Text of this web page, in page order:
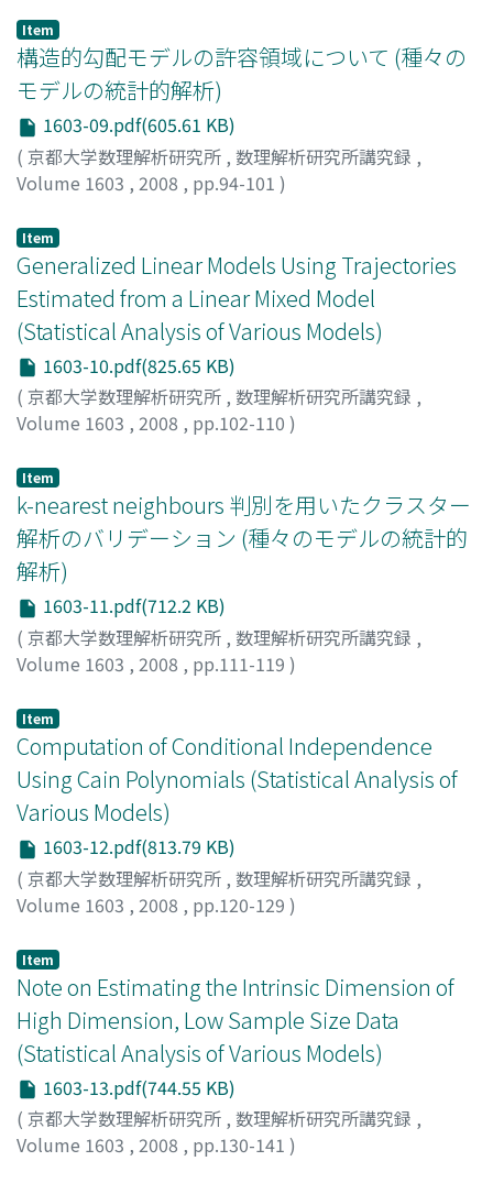
Item
構造的勾配モデルの許容領域について (種々の
モデルの統計的解析)
1603-09.pdf(605.61 KB)
( 京都大学数理解析研究所 , 数理解析研究所講究録 ,
Volume 1603 , 2008 , pp.94-101 )
Item
Generalized Linear Models Using Trajectories
Estimated from a Linear Mixed Model
(Statistical Analysis of Various Models)
1603-10.pdf(825.65 KB)
( 京都大学数理解析研究所 , 数理解析研究所講究録 ,
Volume 1603 , 2008 , pp.102-110 )
Item
k-nearest neighbours 判別を用いたクラスター
解析のバリデーション (種々のモデルの統計的
解析)
1603-11.pdf(712.2 KB)
( 京都大学数理解析研究所 , 数理解析研究所講究録 ,
Volume 1603 , 2008 , pp.111-119 )
Item
Computation of Conditional Independence
Using Cain Polynomials (Statistical Analysis of
Various Models)
1603-12.pdf(813.79 KB)
( 京都大学数理解析研究所 , 数理解析研究所講究録 ,
Volume 1603 , 2008 , pp.120-129 )
Item
Note on Estimating the Intrinsic Dimension of
High Dimension, Low Sample Size Data
(Statistical Analysis of Various Models)
1603-13.pdf(744.55 KB)
( 京都大学数理解析研究所 , 数理解析研究所講究録 ,
Volume 1603 , 2008 , pp.130-141 )